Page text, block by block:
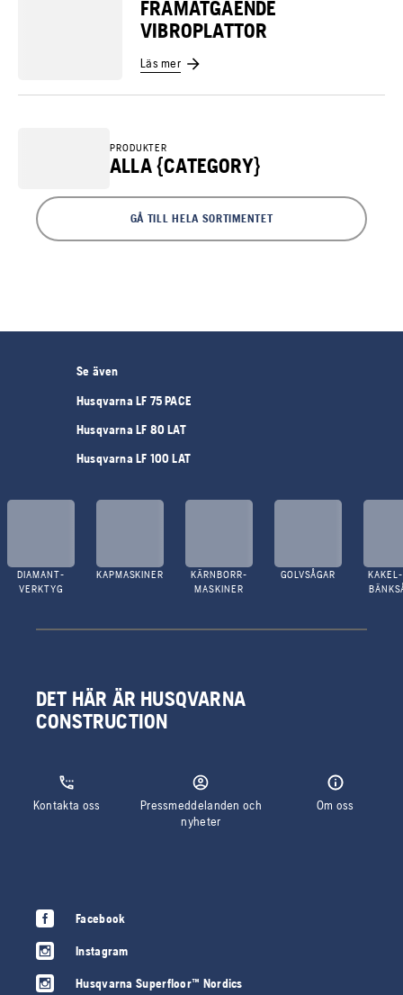
FRAMÅTGÅENDE
VIBROPLATTOR
Läs mer
PRODUKTER
ALLA {CATEGORY}
GÅ TILL HELA SORTIMENTET
Se även
Husqvarna LF 75 PACE
Husqvarna LF 80 LAT
Husqvarna LF 100 LAT
DIAMANT-
VERKTYG
KAPMASKINER
KÄRNBORR-
MASKINER
GOLVSÅGAR
DET HÄR ÄR HUSQVARNA
CONSTRUCTION
Kontakta oss
Pressmeddelanden och
nyheter
Om oss
Facebook
Instagram
Husqvarna Superfloor™ Nordics